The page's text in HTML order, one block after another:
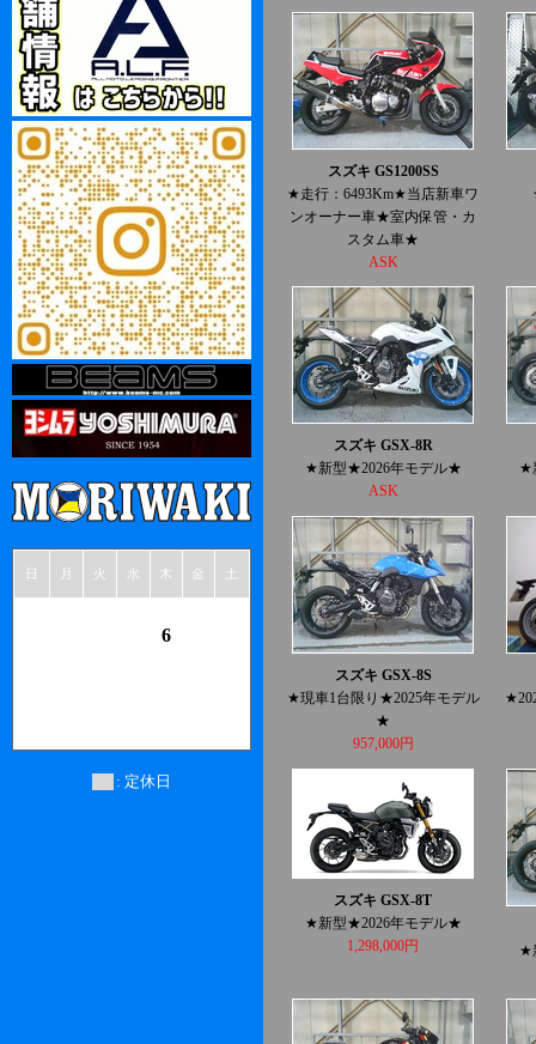
日 月 火 水 木 金
6
: 定休日
スズキ GS1200SS
★走行：6493Km★当店新車ワ
ンオーナー車★室内保管・カ
スタム車★
ASK
スズキ GSX-8R
★新型★2026年モデル★
ASK
★
スズキ GSX-8S
★現車1台限り★2025年モデル
★
957,000円
スズキ GSX-8T
★新型★2026年モデル★
1,298,000円
★